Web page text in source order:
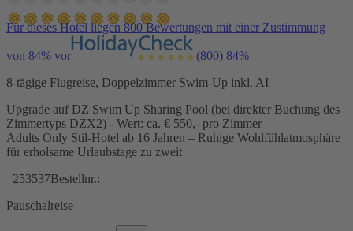
Für dieses Hotel liegen 800 Bewertungen mit einer Zustimmung
von 84% vor (800) 84%
8-tägige Flugreise, Doppelzimmer Swim-Up inkl. AI
Upgrade auf DZ Swim Up Sharing Pool (bei direkter Buchung des
Zimmertyps DZX2) - Wert: ca. € 550,- pro Zimmer
Adults Only Stil-Hotel ab 16 Jahren – Ruhige Wohlfühlatmosphäre
für erholsame Urlaubstage zu zweit
253537Bestellnr.:
Pauschalreise